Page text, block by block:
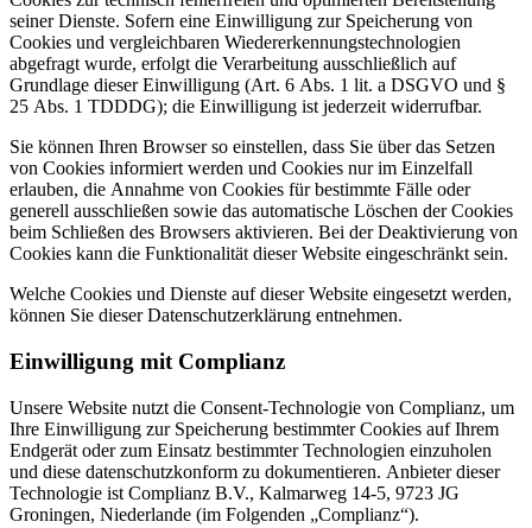
seiner Dienste. Sofern eine Einwilligung zur Speicherung von
Cookies und vergleichbaren Wiedererkennungstechnologien
abgefragt wurde, erfolgt die Verarbeitung ausschließlich auf
Grundlage dieser Einwilligung (Art. 6 Abs. 1 lit. a DSGVO und §
25 Abs. 1 TDDDG); die Einwilligung ist jederzeit widerrufbar.
Sie können Ihren Browser so einstellen, dass Sie über das Setzen
von Cookies informiert werden und Cookies nur im Einzelfall
erlauben, die Annahme von Cookies für bestimmte Fälle oder
generell ausschließen sowie das automatische Löschen der Cookies
beim Schließen des Browsers aktivieren. Bei der Deaktivierung von
Cookies kann die Funktionalität dieser Website eingeschränkt sein.
Welche Cookies und Dienste auf dieser Website eingesetzt werden,
können Sie dieser Datenschutzerklärung entnehmen.
Einwilligung mit Complianz
Unsere Website nutzt die Consent-Technologie von Complianz, um
Ihre Einwilligung zur Speicherung bestimmter Cookies auf Ihrem
Endgerät oder zum Einsatz bestimmter Technologien einzuholen
und diese datenschutzkonform zu dokumentieren. Anbieter dieser
Technologie ist Complianz B.V., Kalmarweg 14-5, 9723 JG
Groningen, Niederlande (im Folgenden „Complianz“).